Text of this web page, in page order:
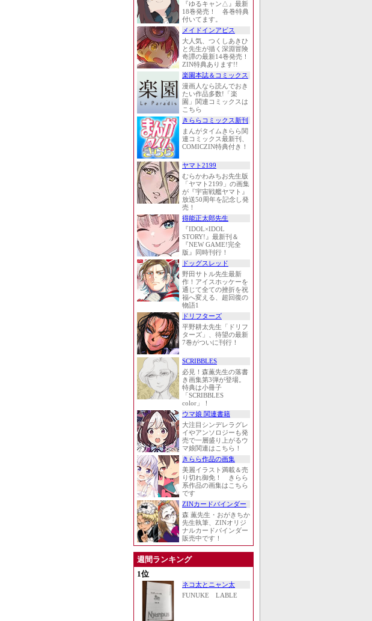
『ゆるキャン△』最新
18巻発売！ 各巻特典
付いてます。
メイドインアビス
大人気、つくしあきひ
と先生が描く深淵冒険
奇譚の最新14巻発売！
ZIN特典あります!!
楽園本誌＆コミックス
漫画人なら読んでおき
たい作品多数!「楽
園」関連コミックスは
こちら
きららコミックス新刊
まんがタイムきらら関
連コミックス最新刊、
COMICZIN特典付き！
ヤマト2199
むらかわみちお先生版
「ヤマト2199」の画集
が『宇宙戦艦ヤマト』
放送50周年を記念し発
売！
得能正太郎先生
『IDOL×IDOL
STORY!』最新刊＆
『NEW GAME!完全
版』同時刊行！
ドッグスレッド
野田サトル先生最新
作！アイスホッケーを
通じて全ての挫折を祝
福へ変える、超回復の
物語1
ドリフターズ
平野耕太先生「ドリフ
ターズ」、待望の最新
7巻がついに刊行！
SCRIBBLES
必見！森薫先生の落書
き画集第3弾が登場。
特典は小冊子
「SCRIBBLES
color」！
ウマ娘 関連書籍
大注目シンデレラグレ
イやアンソロジーも発
売で一層盛り上がるウ
マ娘関連はこちら！
きらら作品の画集
美麗イラスト満載＆売
り切れ御免！ きらら
系作品の画集はこちら
です
ZINカードバインダー
森 薫先生・おがきちか
先生執筆、ZINオリジ
ナルカードバインダー
販売中です！
週間ランキング
1位
ネコ太とニャン太
FUNUKE LABLE